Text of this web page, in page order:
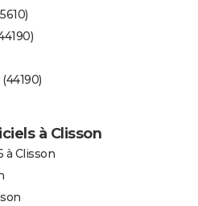
à Clisson
à Clisson